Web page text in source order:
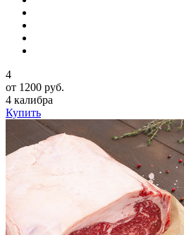
4
от 1200 руб.
4 калибра
Купить